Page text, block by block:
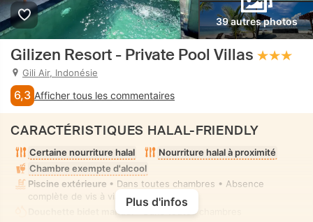
39 autres photos
Gilizen Resort - Private Pool Villas
Gili Air, Indonésie
6,3 Afficher tous les commentaires
CARACTÉRISTIQUES HALAL-FRIENDLY
Certaine nourriture halal
Nourriture halal à proximité
Chambre exempte d'alcool
Piscine extérieure • Dans toutes chambres • Absence
complète de vis à vis
Douchette bidet manuel
• Dans toutes chambres
Plus d'infos